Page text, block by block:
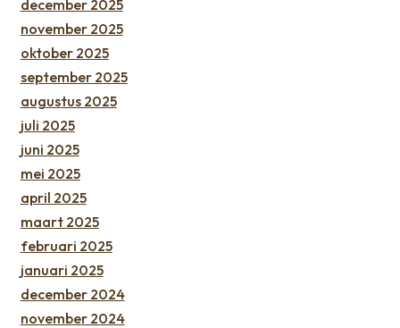
december 2025
november 2025
oktober 2025
september 2025
augustus 2025
juli 2025
juni 2025
mei 2025
april 2025
maart 2025
februari 2025
januari 2025
december 2024
november 2024